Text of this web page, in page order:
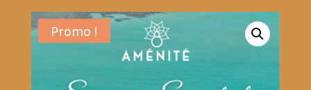
Promo !